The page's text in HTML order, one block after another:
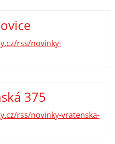
rss/novinky-
375
rss/novinky-vratenska-